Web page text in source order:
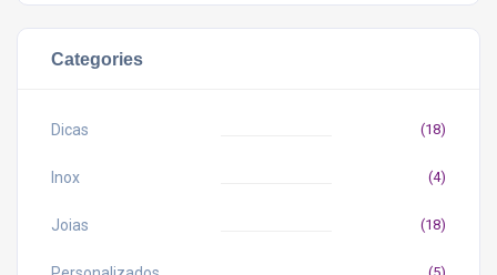
Categories
Dicas (18)
Inox (4)
Joias (18)